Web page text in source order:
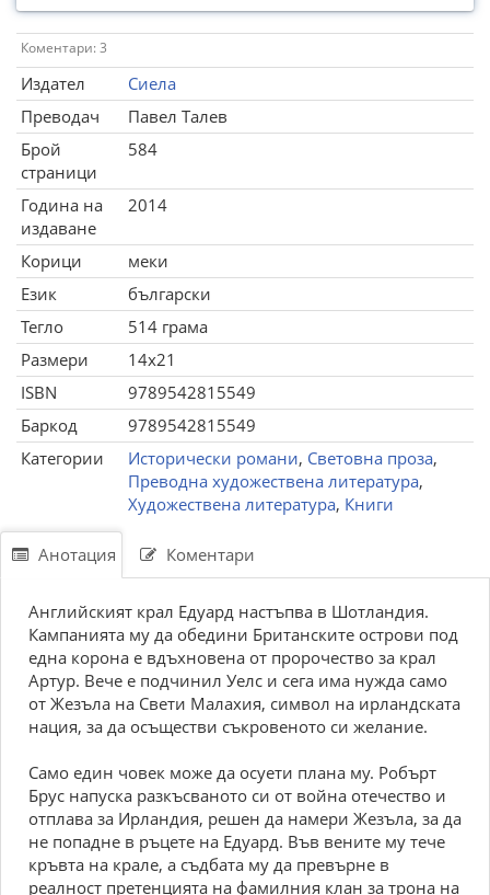
Коментари: 3
Издател
Сиела
Преводач
Павел Талев
Брой
страници
584
Година на
издаване
2014
Корици
меки
Език
български
Тегло
514 грама
Размери
14x21
ISBN
9789542815549
Баркод
9789542815549
Категории
Исторически романи, Световна проза,
Преводна художествена литература,
Художествена литература, Книги
Анотация Коментари
Английският крал Едуард настъпва в Шотландия.
Кампанията му да обедини Британските острови под
една корона е вдъхновена от пророчество за крал
Артур. Вече е подчинил Уелс и сега има нужда само
от Жезъла на Свети Малахия, символ на ирландската
нация, за да осъществи съкровеното си желание.
Само един човек може да осуети плана му. Робърт
Брус напуска разкъсваното си от война отечество и
отплава за Ирландия, решен да намери Жезъла, за да
не попадне в ръцете на Едуард. Във вените му тече
кръвта на крале, а съдбата му да превърне в
реалност претенцията на фамилния клан за трона на